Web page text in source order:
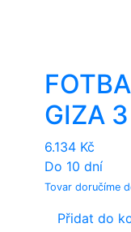
GIZA
6.134 Kč
Do 10 dní
Tovar doručíme
Přidat do